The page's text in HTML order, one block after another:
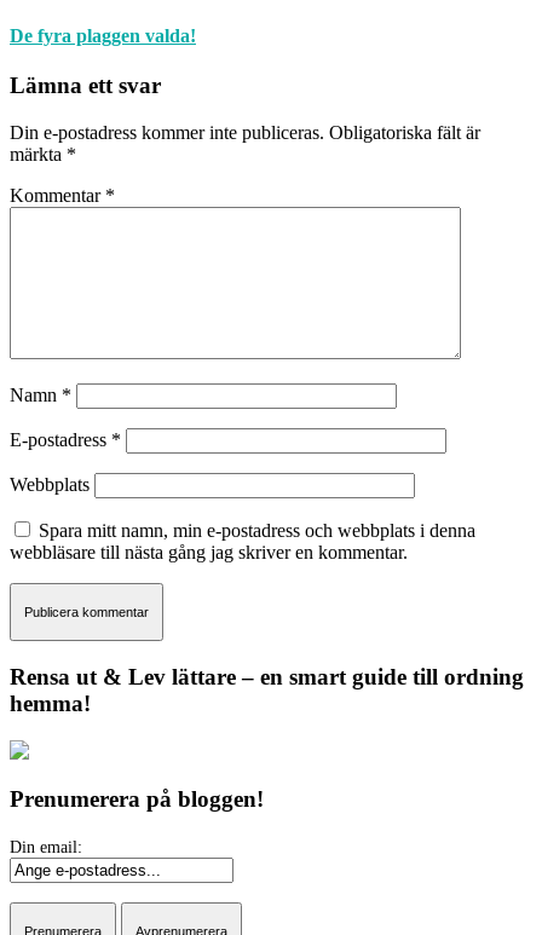
De fyra plaggen valda!
Lämna ett svar
Din e-postadress kommer inte publiceras. Obligatoriska fält är
märkta *
Kommentar *
Namn *
E-postadress *
Webbplats
Spara mitt namn, min e-postadress och webbplats i denna
webbläsare till nästa gång jag skriver en kommentar.
Rensa ut & Lev lättare – en smart guide till ordning
hemma!
Prenumerera på bloggen!